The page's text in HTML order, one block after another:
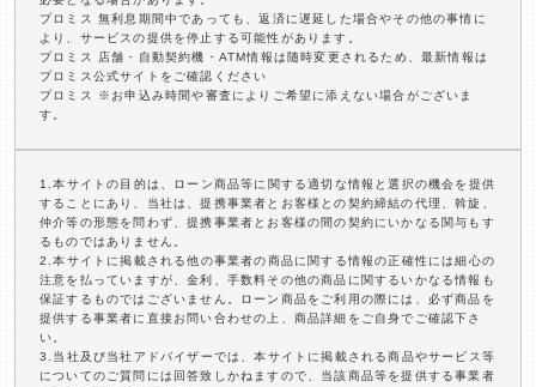
プロミス 無利息期間中であっても、返済に遅延した場合やその他の事情に
より、サービスの提供を停止する可能性があります。
プロミス 店舗・自動契約機・ATM情報は随時変更されるため、最新情報は
プロミス公式サイトをご確認ください
プロミス ※お申込み時間や審査によりご希望に添えない場合がございま
す。
1.本サイトの目的は、ローン商品等に関する適切な情報と選択の機会を提供
することにあり、当社は、提携事業者とお客様との契約締結の代理、斡旋、
仲介等の形態を問わず、提携事業者とお客様の間の契約にいかなる関与もす
るものではありません。
2.本サイトに掲載される他の事業者の商品に関する情報の正確性には細心の
注意を払っていますが、金利、手数料その他の商品に関するいかなる情報も
保証するものではございません。ローン商品をご利用の際には、必ず商品を
提供する事業者に直接お問い合わせの上、商品詳細をご自身でご確認下さ
い。
3.当社及び当社アドバイザーでは、本サイトに掲載される商品やサービス等
についてのご質問には回答致しかねますので、当該商品等を提供する事業者